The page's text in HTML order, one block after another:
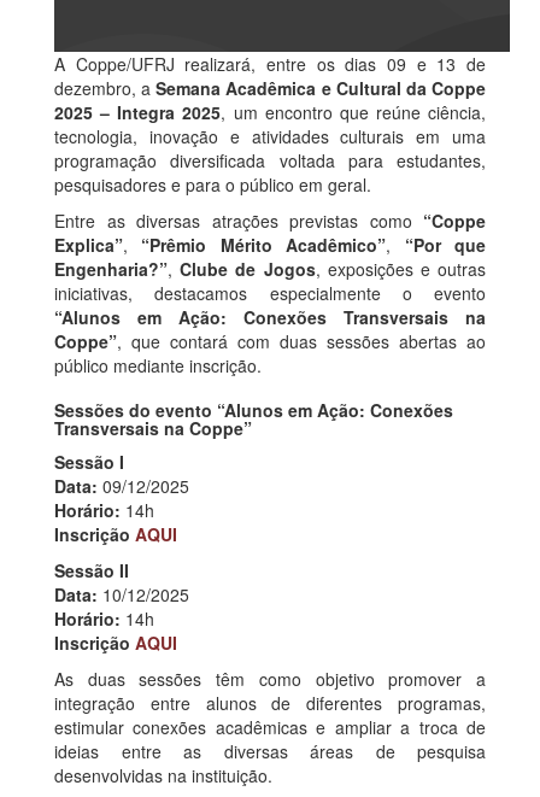
A Coppe/UFRJ realizará, entre os dias 09 e 13 de
dezembro, aSemana Acadêmica e Cultural da Coppe
2025 – Integra 2025, um encontro que reúne ciência,
tecnologia, inovação e atividades culturais em uma
programação diversificada voltada para estudantes,
pesquisadores e para o público em geral.
Entre as diversas atrações previstas como “Coppe
Explica”, “Prêmio Mérito Acadêmico”, “Por que
Engenharia?”,Clube de Jogos, exposições e outras
iniciativas, destacamos especialmente o evento
“Alunos em Ação: Conexões Transversais na
Coppe”, que contará com duas sessões abertas ao
público mediante inscrição.
Sessões do evento “Alunos em Ação: Conexões
Transversais na Coppe”
Sessão I
Data: 09/12/2025
Horário: 14h
Inscrição AQUI
Sessão II
Data: 10/12/2025
Horário: 14h
Inscrição AQUI
As duas sessões têm como objetivo promover a
integração entre alunos de diferentes programas,
estimular conexões acadêmicas e ampliar a troca de
ideias entre as diversas áreas de pesquisa
desenvolvidas na instituição.